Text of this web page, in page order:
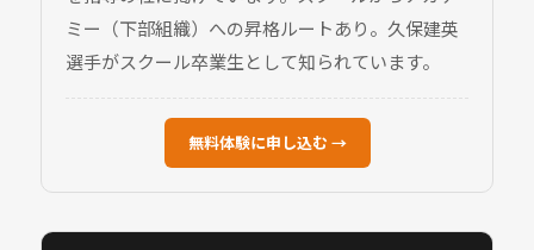
ミー（下部組織）への昇格ルートあり。久保建英
選手がスクール卒業生として知られています。
無料体験に申し込む →